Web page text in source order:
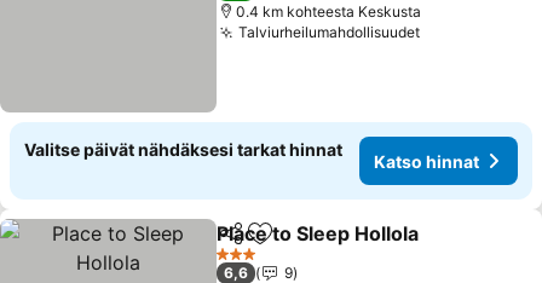
0.4 km kohteesta Keskusta
TalviurheilumahdollisuudetKatso hinnat
Valitse päivät nähdäksesi tarkat hinnat
Katso hinnat
Jaa Lisää suosikkeihin
Place to Sleep Hollola
3 Tähtiluokitus
6,6
9